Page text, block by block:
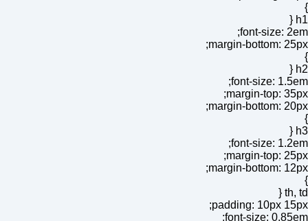
}
h1 {
font-size: 2em;
margin-bottom: 25px;
}
h2 {
font-size: 1.5em;
margin-top: 35px;
margin-bottom: 20px;
}
h3 {
font-size: 1.2em;
margin-top: 25px;
margin-bottom: 12px;
}
th, td {
padding: 10px 15px;
font-size: 0.85em;